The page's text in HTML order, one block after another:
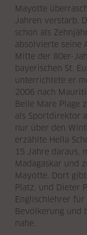
Mayotte
Jahren verstarb.
schon als
absolvierte seine
Mitte der 80er-
bayerischen St.
unterrichtete er
2006 nach
Belle Mare Plage
als Sportdirektor
nur über den
erzählte Hella
15 Jahre daraus,
Madagaskar und
Mayotte. Dort
Platz, und Dieter
Englischlehrer
Bevölkerung und
nahe.